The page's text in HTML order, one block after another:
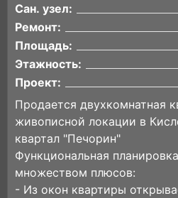
Сан. узел:
Ремонт:
Площадь:
Этажность:
Проект:
Продается двухкомнатная
живописной локации в
квартал "Печорин"
Функциональная
множеством плюсов:
- Из окон квартиры